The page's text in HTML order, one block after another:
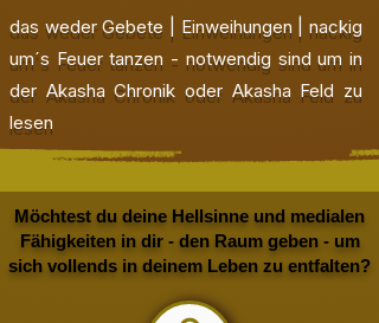
das weder Gebete | Einweihungen | nackig
um´s Feuer tanzen - notwendig sind um in
der Akasha Chronik oder Akasha Feld zu
lesen
Möchtest du deine Hellsinne und medialen
Fähigkeiten in dir - den Raum geben - um
sich vollends in deinem Leben zu entfalten?